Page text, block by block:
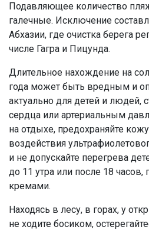
Подавляющее количество
галечные. Исключение
Абхазии, где очистка берега
числе Гагра и Пицунда.
Длительное нахождение на
года может быть вредным и
актуально для детей и людей,
сердца или артериальным
на отдыхе, предохраняйте
воздействия
и не допускайте перегрева
до 11 утра или после 18
кремами.
Находясь в лесу, в горах, у
не ходите босиком,